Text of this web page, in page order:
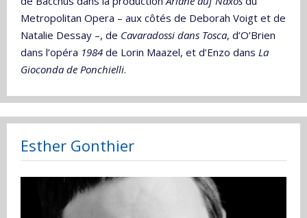
Metropolitan Opera – aux côtés de Deborah Voigt et de
Natalie Dessay –, de Cavaradossi dans Tosca, d’O’Brien
dans l’opéra 1984 de Lorin Maazel, et d’Enzo dans La
Gioconda de Ponchielli.
Esther Gonthier